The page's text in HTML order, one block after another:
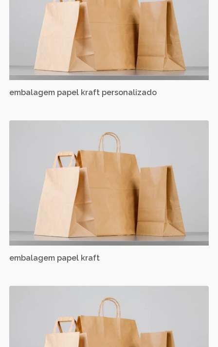
embalagem papel kraft personalizado
embalagem papel kraft